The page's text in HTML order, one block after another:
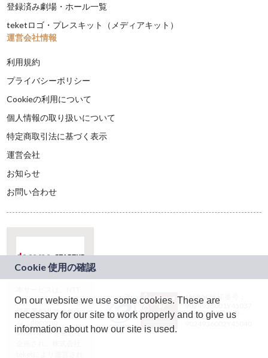
登録済み劇場・ホール一覧
teketロゴ・プレスキット（メディアキット）
運営会社情報
利用規約
プライバシーポリシー
Cookieの利用について
個人情報の取り扱いについて
特定商取引法に基づく表示
運営会社
お知らせ
お問い合わせ
ドコモグループの新
規事業創出プログラ
ム「docomo
STARTUP」を通じて
JASRAC許諾番号：
9024936001Y45037
JASRAC許諾番号：
On our website we use some cookies. These are
necessary for our site to work properly and to give us
information about how our site is used.